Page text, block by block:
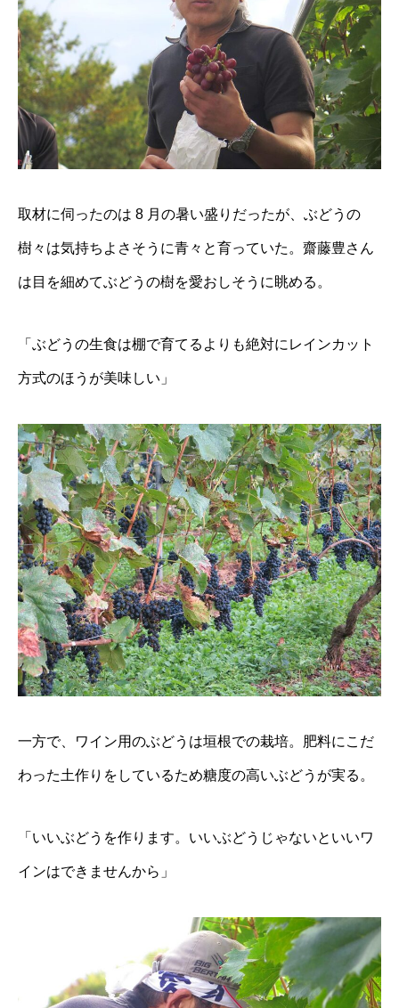
取材に伺ったのは 8 月の暑い盛りだったが、ぶどうの
樹々は気持ちよさそうに青々と育っていた。齋藤豊さん
は目を細めてぶどうの樹を愛おしそうに眺める。
「ぶどうの生食は棚で育てるよりも絶対にレインカット
方式のほうが美味しい」
一方で、ワイン用のぶどうは垣根での栽培。肥料にこだ
わった土作りをしているため糖度の高いぶどうが実る。
「いいぶどうを作ります。いいぶどうじゃないといいワ
インはできませんから」